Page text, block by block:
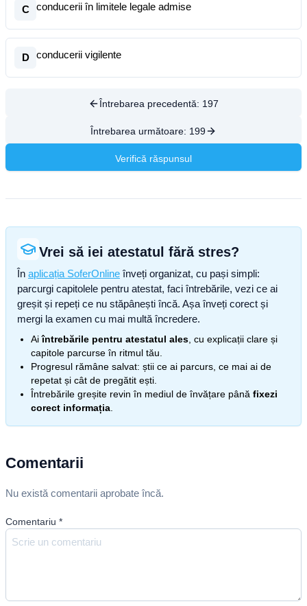
C conducerii în limitele legale admise
D conducerii vigilente
Întrebarea precedentă: 197
Întrebarea următoare: 199
Verifică răspunsul
Vrei să iei atestatul fără stres?
În aplicația SoferOnline înveți organizat, cu pași simpli:
parcurgi capitolele pentru atestat, faci întrebările, vezi ce ai
greșit și repeți ce nu stăpânești încă. Așa înveți corect și
mergi la examen cu mai multă încredere.
Aiîntrebările pentru atestatul ales , cu explicații clare și
capitole parcurse în ritmul tău.
Progresul rămâne salvat: știi ce ai parcurs, ce mai ai de
repetat și cât de pregătit ești.
Întrebările greșite revin în mediul de învățare până fixezi
corect informația
Comentarii
Nu există comentarii aprobate încă.
Comentariu *